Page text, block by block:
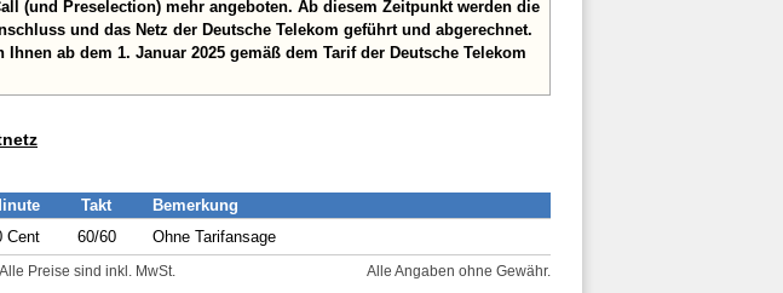
(und Preselection) mehr angeboten. Ab diesem Zeitpunkt werden die
und das Netz der Deutsche Telekom geführt und abgerechnet.
ab dem 1. Januar 2025 gemäß dem Tarif der Deutsche Telekom
Takt
Bemerkung
Cent 60/60 Ohne Tarifansage
Alle Angaben ohne Gewähr.
Alle Preise sind inkl. MwSt.